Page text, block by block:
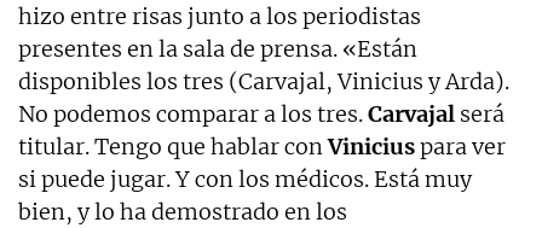
hizo entre risas junto a los periodistas
presentes en la sala de prensa. «Están
disponibles los tres (Carvajal, Vinicius y Arda).
No podemos comparar a los tres.Carvajal será
titular. Tengo que hablar conViniciuspara ver
si puede jugar. Y con los médicos. Está muy
bien, y lo ha demostrado en los